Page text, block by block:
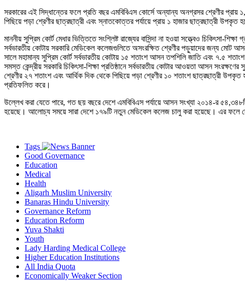
সরকারের এই সিদ্ধান্তের ফলে প্রতি বছর এমবিবিএস কোর্সে অন্যান্য অনগ্রসর শ্রেণীর
পিছিয়ে পড়া শ্রেণীর ছাত্রছাত্রী এবং স্নাতকোত্তর পর্যায়ে প্রায় ১ হাজার ছাত্রছাত্রী উপকৃত
মাননীয় সুপ্রিম কোর্ট মেধার ভিত্তিতে সংশ্লিষ্ট রাজ্যের বাসিন্দা না হওয়া সত্ত্বেও চিকিৎসা-
সর্বভারতীয় কোটায় সরকারি মেডিকেল কলেজগুলিতে অসংরক্ষিত শ্রেণীর পড়ুয়াদের জন্য মোট
সালে মহামান্য সুপ্রিম কোর্ট সর্বভারতীয় কোটায় ১৫ শতাংশ আসন তপশিলি জাতি এবং ৭.৫
সমস্ত কেন্দ্রীয় সরকারি চিকিৎসা-শিক্ষা প্রতিষ্ঠানে সর্বভারতীয় কোটার আওয়তা আসন
শ্রেণীর ২৭ শতাংশ এবং আর্থিক দিক থেকে পিছিয়ে পড়া শ্রেণীর ১০ শতাংশ ছাত্রছাত্রী
প্রতিফলিত করে।
উল্লেখ করা যেতে পারে, গত ছয় বছরে দেশে এমবিবিএস পর্যায়ে আসন সংখ্যা ২০১৪-র
হয়েছে। আলোচ্য সময়ে সারা দেশে ১৭৯টি নতুন মেডিকেল কলেজ চালু করা হয়েছে। এর ফলে
Tags
Good Governance
Education
Medical
Health
Aligarh Muslim University
Banaras Hindu University
Governance Reform
Education Reform
Yuva Shakti
Youth
Lady Harding Medical College
Higher Education Institutions
All India Quota
Economically Weaker Section